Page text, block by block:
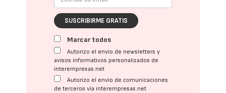
SUSCRIBIRME GRATIS
Marcar todos
Autorizo el envío de newsletters y
avisos informativos personalizados de
interempresas.net
Autorizo el envío de comunicaciones
de terceros vía interempresas.net